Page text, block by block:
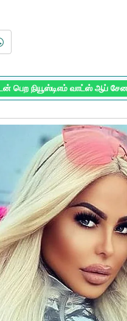
பெற நியூஸ்டிஎம் வாட்ஸ் ஆப்